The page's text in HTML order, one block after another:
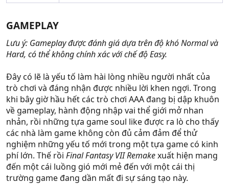
GAMEPLAY​
Lưu ý: Gameplay được đánh giá dựa trên độ khó Normal và
Hard, có thể không chính xác với chế độ Easy.
Đây có lẽ là yếu tố làm hài lòng nhiều người nhất của
trò chơi và đáng nhận được nhiều lời khen ngợi. Trong
khi bây giờ hầu hết các trò chơi AAA đang bị dập khuôn
về gameplay, hành động nhập vai thể giới mở nhan
nhản, rồi những tựa game soul like được ra lò cho thấy
các nhà làm game không còn đủ cảm đảm để thử
nghiệm những yếu tố mới trong một tựa game có kinh
phí lớn. Thế rồi Final Fantasy VII Remakexuất hiện mang
đến một cái luồng gió mới mẻ đến với một cái thị
trường game đang dần mất đi sự sáng tạo này.